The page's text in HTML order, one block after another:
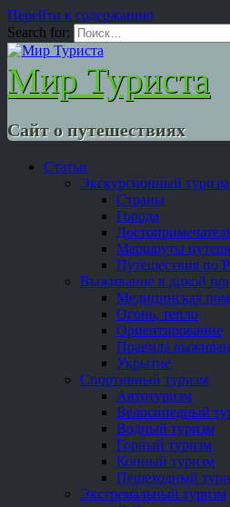
Перейти к содержанию
Search for:
Мир Туриста
Сайт о путешествиях
Статьи
Экскурсионный туризм
Страны
Города
Маршруты
Путешествия по
Выживание в дикой
Медицинская
Огонь, тепло
Ориентирование
Правила
Укрытие
Спортивный туризм
Автотуризм
Велосипедный
Водный туризм
Горный туризм
Конный туризм
Пешеходный
Экстремальный туризм